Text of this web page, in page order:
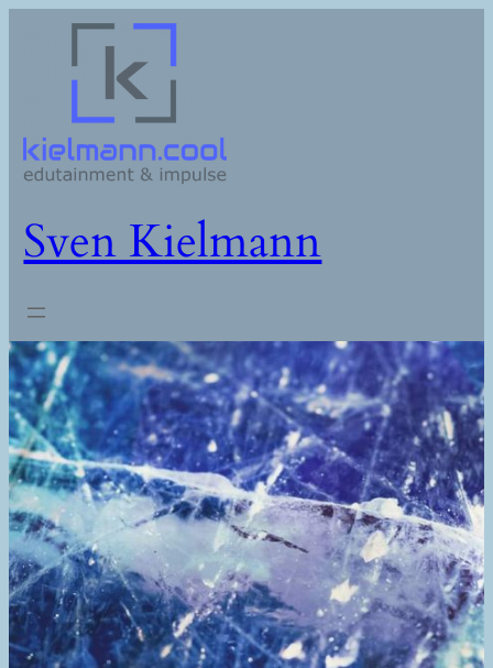
springen
Sven Kielmann